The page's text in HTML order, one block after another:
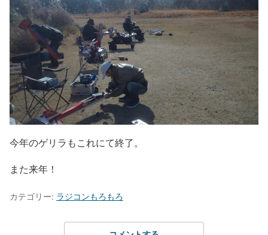
今年のゲリラもこれにて終了。
また来年！
カテゴリー: ラジコンもろもろ